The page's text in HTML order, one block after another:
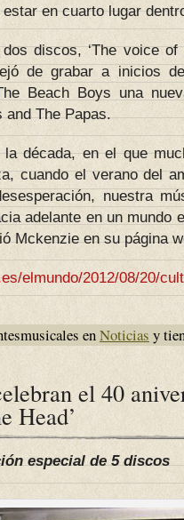
en cuarto lugar
discos, ‘The voice of
de grabar a inicios
Beach Boys una
and The Papas.
década, en el que
cuando el verano del
nuestra
adelante en un mundo
Mckenzie en su página
elmundo/2012/08/20/
enNoticias y
el 40
Head’
especial de 5 discos